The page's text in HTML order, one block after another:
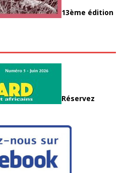
13ème édition
Réservez